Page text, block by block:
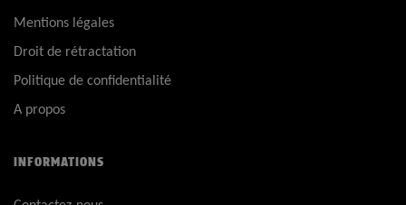
Mentions légales
Droit de rétractation
Politique de confidentialité
A propos
INFORMATIONS